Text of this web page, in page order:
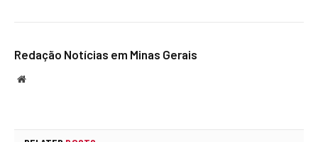
Redação Notícias em Minas Gerais
Website